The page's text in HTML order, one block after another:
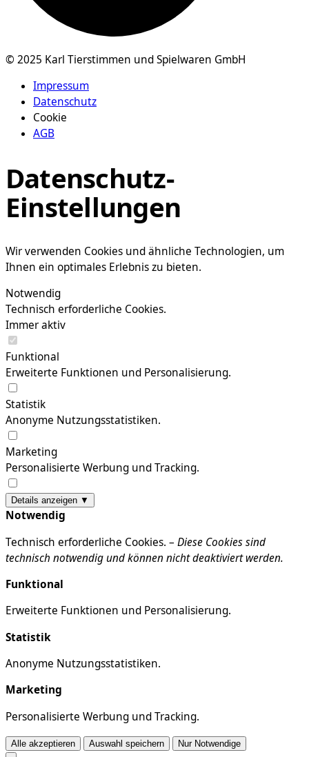
© 2025 Karl Tierstimmen und Spielwaren GmbH
Impressum
Datenschutz
Cookie
AGB
Datenschutz-
Einstellungen
Wir verwenden Cookies und ähnliche Technologien, um
Ihnen ein optimales Erlebnis zu bieten.
Notwendig
Technisch erforderliche Cookies.
Immer aktiv
Funktional
Erweiterte Funktionen und Personalisierung.
Statistik
Anonyme Nutzungsstatistiken.
Marketing
Personalisierte Werbung und Tracking.
Details anzeigen ▼
Notwendig
Technisch erforderliche Cookies. – Diese Cookies sind
technisch notwendig und können nicht deaktiviert werden.
Funktional
Erweiterte Funktionen und Personalisierung.
Statistik
Anonyme Nutzungsstatistiken.
Marketing
Personalisierte Werbung und Tracking.
Alle akzeptieren Auswahl speichern Nur Notwendige